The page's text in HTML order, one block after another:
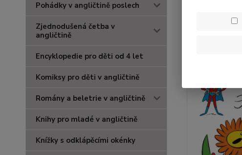
Pohádky v angličtině poslech
Zjednodušená četba v
angličtině
Encyklopedie pro děti od 4 let
Komiksy pro děti v angličtině
Romány a beletrie v angličtině
Knihy pro mladé v angličtině
Knížky s odklápěcími okénky